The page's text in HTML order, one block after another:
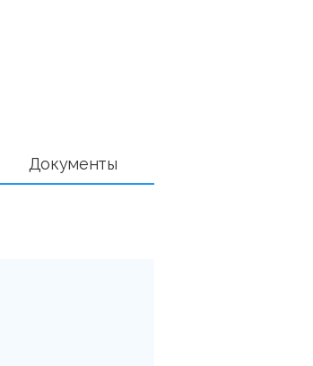
Документы